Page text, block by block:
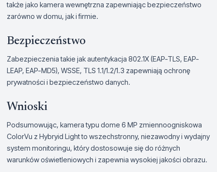
także jako kamera wewnętrzna zapewniając bezpieczeństwo
zarówno w domu, jak i firmie.
Bezpieczeństwo
Zabezpieczenia takie jak autentykacja 802.1X (EAP-TLS, EAP-
LEAP, EAP-MD5), WSSE, TLS 1.1/1.2/1.3 zapewniają ochronę
prywatności i bezpieczeństwo danych.
Wnioski
Podsumowując, kamera typu dome 6 MP zmiennoogniskowa
ColorVu z Hybryid Light to wszechstronny, niezawodny i wydajny
system monitoringu, który dostosowuje się do różnych
warunków oświetleniowych i zapewnia wysokiej jakości obrazu.